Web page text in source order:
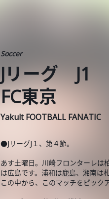
Soccer
Jリーグ
FC東京
Yakult FOOTBALL FANATIC
●JリーグJ１、第４節。
あす土曜日。川崎フロンターレは
は広島です。浦和は鹿島、湘南は
この中から、このマッチをピック